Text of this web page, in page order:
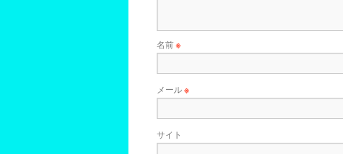
名前※
メール※
サイト